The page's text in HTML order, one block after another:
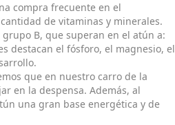
compra frecuente en el
de vitaminas y minerales.
B, que superan en el atún a:
destacan el fósforo, el magnesio, el
que en nuestro carro de la
en la despensa. Además, al
una gran base energética y de